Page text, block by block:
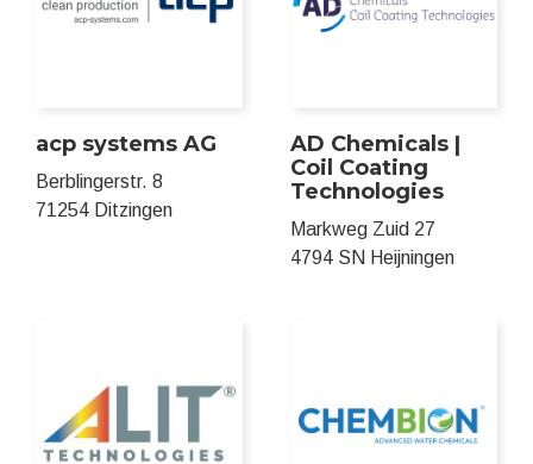
acp systems AG
Berblingerstr. 8
71254 Ditzingen
AD Chemicals |
Coil Coating
Technologies
Markweg Zuid 27
4794 SN Heijningen